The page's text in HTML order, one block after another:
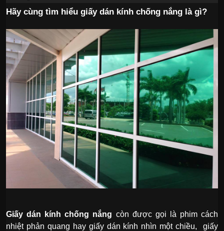
Hãy cùng tìm hiểu giấy dán kính chống nắng là gì?
Giấy dán kính chống nắng còn được gọi là phim cách
nhiệt phản quang hay giấy dán kính nhìn một chiều, giấy